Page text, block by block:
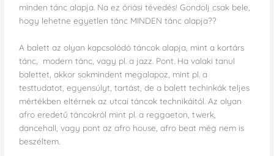
minden tánc alapja. Na ez óriási tévedés! Gondolj csak bele,
hogy lehetne egyetlen tánc MINDEN tánc alapja??
A balett az olyan kapcsolódó táncok alapja, mint a kortárs
tánc, modern tánc, vagy pl. a jazz. Pont. Ha valaki tanul
balettet, akkor sokmindent megalapoz, mint pl. a
testtudatot, egyensúlyt, tartást, de a balett techinkák teljes
mértékben eltérnek az utcai táncok technikáitól. Az olyan
afro eredetű táncokról mint pl. a reggaeton, twerk,
dancehall, vagy pont az afro house, afro beat még nem is
beszéltem.